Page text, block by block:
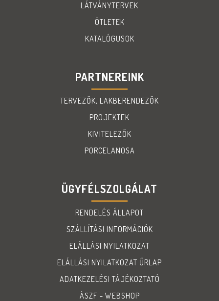
LÁTVÁNYTERVEK
ÖTLETEK
KATALÓGUSOK
PARTNEREINK
TERVEZŐK, LAKBERENDEZŐK
PROJEKTEK
KIVITELEZŐK
PORCELANOSA
ÜGYFÉLSZOLGÁLAT
RENDELÉS ÁLLAPOT
SZÁLLÍTÁSI INFORMÁCIÓK
ELÁLLÁSI NYILATKOZAT
ELÁLLÁSI NYILATKOZAT ŰRLAP
ADATKEZELÉSI TÁJÉKOZTATÓ
ÁSZF - WEBSHOP